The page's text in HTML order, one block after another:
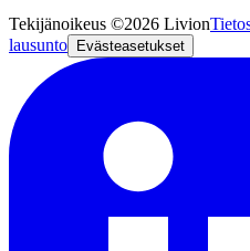
Tekijänoikeus ©2026 Livion
lausunto
Evästeasetukset